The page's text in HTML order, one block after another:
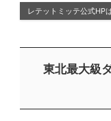
レテットミッテ公式HP
東北最大級